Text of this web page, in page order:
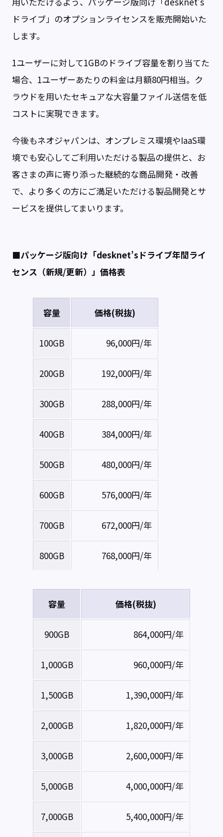
ドライブ」のオプションライセンスを販売開始いた
します。
1ユーザーに対して1GBのドライブ容量を割り当てた
場合、1ユーザーあたりの料金は月額80円相当。ク
ラウドを用いたセキュアな大容量ファイル送信を低
コストに実現できます。
今後もネオジャパンは、オンプレミス環境やIaaS環
境でも安心してご利用いただける製品の提供と、お
客さまの声に寄り添った継続的な商品開発・改善
で、より多くの方にご満足いただける製品開発とサ
ービスを提供してまいります。
■パッケージ版向け「desknet’sドライブ年間ライ
センス（新規/更新）」価格表
容量 価格(税抜)
100GB 96,000円/年
200GB 192,000円/年
300GB 288,000円/年
400GB 384,000円/年
500GB 480,000円/年
600GB 576,000円/年
700GB 672,000円/年
800GB 768,000円/年
容量 価格(税抜)
900GB 864,000円/年
1,000GB 960,000円/年
1,500GB 1,390,000円/年
2,000GB 1,820,000円/年
3,000GB 2,600,000円/年
5,000GB 4,000,000円/年
7,000GB 5,400,000円/年